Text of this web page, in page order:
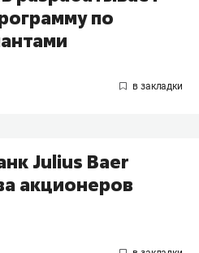
по
Julius Baer
акционеров